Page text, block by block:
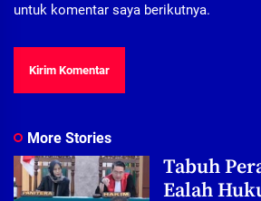
untuk komentar saya berikutnya.
More Stories
Tabuh
Ealah